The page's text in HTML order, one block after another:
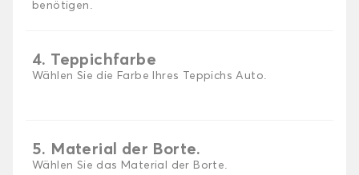
benötigen.
4. Teppichfarbe
Wählen Sie die Farbe Ihres Teppichs Auto.
5. Material der Borte.
Wählen Sie das Material der Borte.